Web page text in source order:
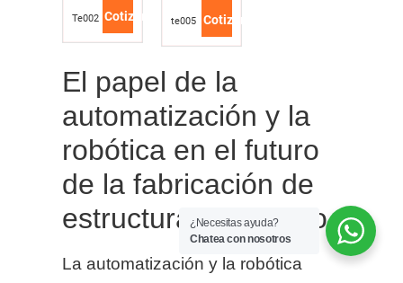
Te002 Cotizar
te005
Cotizar
El papel de la
automatización y la
robótica en el futuro
de la fabricación de
estructuras de acero
La automatización y la robótica
¿Necesitas ayuda?
Chatea con nosotros